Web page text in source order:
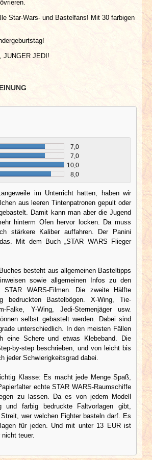
Star-Wars- und Bastelfans! Mit 30 farbigen
JUNGER JEDI!
7,0
7,0
10,0
8,0
im Unterricht hatten, haben wir
aus leeren Tintenpatronen gepult oder
Damit kann man aber die Jugend
hinterm Ofen hervor locken. Da muss
stärkere Kaliber auffahren. Der Panini
Mit dem Buch „STAR WARS Flieger
besteht aus allgemeinen Basteltipps
sowie allgemeinen Infos zu den
WARS-Filmen. Die zweite Hälfte
bedruckten Bastelbögen. X-Wing, Tie-
Falke, Y-Wing, Jedi-Sternenjäger usw.
selbst gebastelt werden. Dabei sind
unterschiedlich. In den meisten Fällen
eine Schere und etwas Klebeband. Die
by-step beschrieben, und von leicht bis
jeder Schwierigkeitsgrad dabei.
Klasse: Es macht jede Menge Spaß,
echte STAR WARS-Raumschiffe
zu lassen. Da es von jedem Modell
und farbig bedruckte Faltvorlagen gibt,
wer welchen Fighter basteln darf. Es
für jeden. Und mit unter 13 EUR ist
teuer.